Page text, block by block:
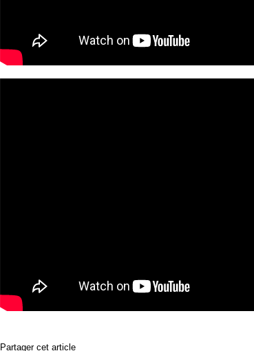
Partager cet article